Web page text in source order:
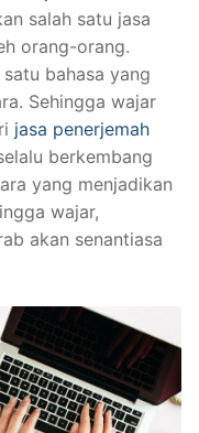
salah satu jasa
orang-orang.
bahasa yang
Sehingga wajar
jasa penerjemah
berkembang
yang menjadikan
wajar,
akan senantiasa